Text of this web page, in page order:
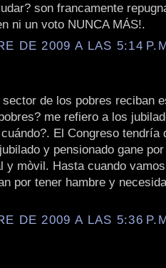
son francamente
ni un voto NUNCA MÁS!.
DE 2009 A LAS 5:14
de los pobres reciban
me refiero a los
El Congreso tendría
y pensionado gane
y mòvil. Hasta cuando
por tener hambre y
DE 2009 A LAS 5:36